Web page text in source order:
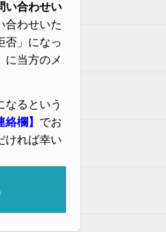
い合わせい
合わせいた
否」になっ
に当方のメ
なるという
絡欄】 でお
ければ幸い